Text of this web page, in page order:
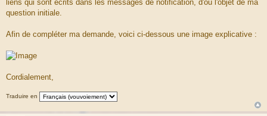
liens qui sont écrits dans les messages de notification, d'ou l'objet de ma
question initiale.
Afin de compléter ma demande, voici ci-dessous une image explicative :
Cordialement,
Traduire en